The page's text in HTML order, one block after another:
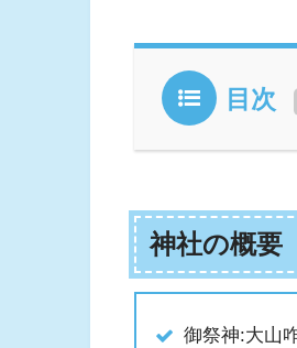
目次
神社の概要
御祭神:大山